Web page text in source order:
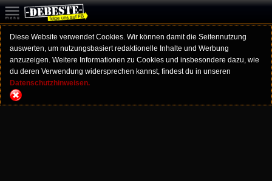
Diese Website verwendet Cookies. Wir können damit die Seitennutzung
auswerten, um nutzungsbasiert redaktionelle Inhalte und Werbung
anzuzeigen. Weitere Informationen zu Cookies und insbesondere dazu, wie
du deren Verwendung widersprechen kannst, findest du in unseren
Datenschutzhinweisen.